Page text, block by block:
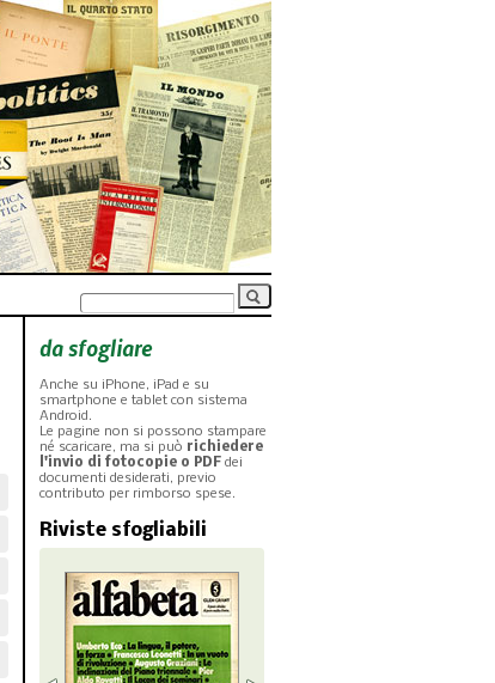
da sfogliare
Anche su iPhone, iPad e su
smartphone e tablet con sistema
Android.
Le pagine non si possono stampare
né scaricare, ma si può richiedere
l'invio di fotocopie o PDF dei
documenti desiderati, previo
contributo per rimborso spese.
Riviste sfogliabili